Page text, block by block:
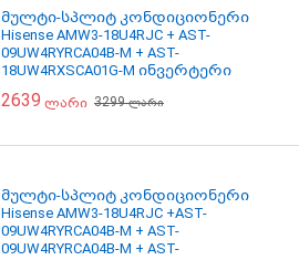
მულტი-სპლიტ კონდიციონერი
Hisense AMW3-18U4RJC + AST-
09UW4RYRCA04B-M + AST-
18UW4RXSCA01G-M ინვერტერი
2639 ლარი 3299ლარი
მულტი-სპლიტ კონდიციონერი
Hisense AMW3-18U4RJC +AST-
09UW4RYRCA04B-M + AST-
09UW4RYRCA04B-M + AST-